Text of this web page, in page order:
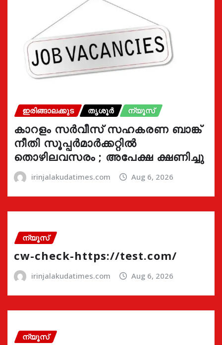
ഇരിങ്ങാലക്കുട തൃശൂർ ന്യൂസ്
കാറളം സർവീസ് സഹകരണ ബാങ്ക്
നീതി സൂപ്പർമാർക്കറ്റിൽ
തൊഴിലവസരം ; അപേക്ഷ ക്ഷണിച്ചു
irinjalakudatimes.com Aug 6, 2026
ന്യൂസ്
cw-check-https://test.com/
irinjalakudatimes.com Aug 6, 2026
ന്യൂസ്